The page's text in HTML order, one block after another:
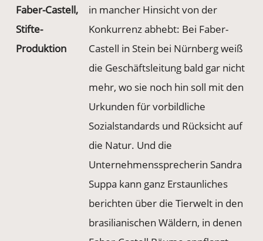
Faber-Castell,
Stifte-
Produktion
in mancher Hinsicht von der
Konkurrenz abhebt: Bei Faber-
Castell in Stein bei Nürnberg weiß
die Geschäftsleitung bald gar nicht
mehr, wo sie noch hin soll mit den
Urkunden für vorbildliche
Sozialstandards und Rücksicht auf
die Natur. Und die
Unternehmenssprecherin Sandra
Suppa kann ganz Erstaunliches
berichten über die Tierwelt in den
brasilianischen Wäldern, in denen